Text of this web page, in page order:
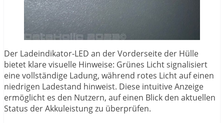
Der Ladeindikator-LED an der Vorderseite der Hülle
bietet klare visuelle Hinweise: Grünes Licht signalisiert
eine vollständige Ladung, während rotes Licht auf einen
niedrigen Ladestand hinweist. Diese intuitive Anzeige
ermöglicht es den Nutzern, auf einen Blick den aktuellen
Status der Akkuleistung zu überprüfen.